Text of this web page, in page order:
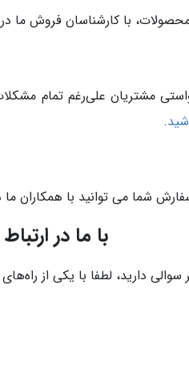
با کارشناسان فروش ما
مشتریان علی‌رغم تمام
.
شما می توانید با همکاران
با ما در
سوالی دارید، لطفا با یکی از